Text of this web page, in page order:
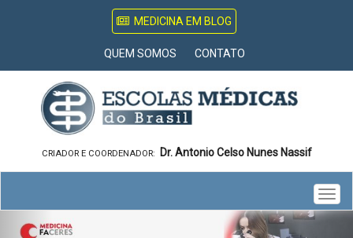
MEDICINA EM BLOG
QUEM SOMOS CONTATO
CRIADOR E COORDENADOR: Dr. Antonio Celso Nunes Nassif
Previous